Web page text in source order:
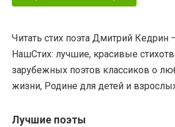
Читать стих поэта Дмитрий Кедрин
НашСтих: лучшие, красивые
зарубежных поэтов классиков о
жизни, Родине для детей и
Лучшие поэты